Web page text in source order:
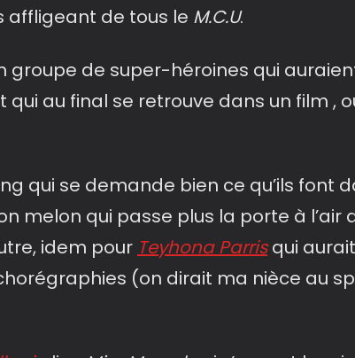
affligeant de tous le M.C.U.
groupe de super-héroines qui
au final se retrouve dans un film ,
qui se demande bien ce qu’ils font
melon qui passe plus la porte à l’air
idem pour Teyhona Parrisqui
(on dirait ma nièce au